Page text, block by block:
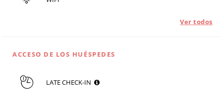
Ver todos
ACCESO DE LOS HUÉSPEDES
LATE CHECK-IN